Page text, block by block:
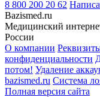
8 800 200 20 62
Bazismed.ru
Медицинский
России
О компании
конфиденциальности
потом! Удаление
bazismed.ru Система
Полная версия сайта